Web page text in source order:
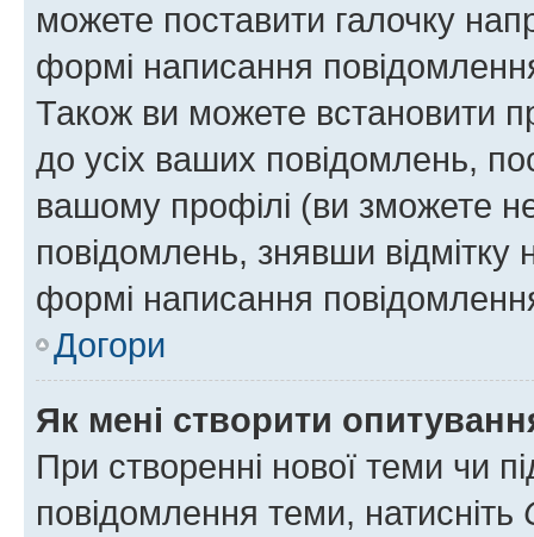
можете поставити галочку
формі написання
Також ви можете встановити
до усіх ваших повідомлень,
вашому профілі (ви зможете
повідомлень, знявши відмітку
формі написання
Догори
Як мені створити
При створенні нової теми чи
повідомлення теми, натисніть